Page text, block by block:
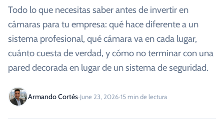
Todo lo que necesitas saber antes de invertir en
cámaras para tu empresa: qué hace diferente a un
sistema profesional, qué cámara va en cada lugar,
cuánto cuesta de verdad, y cómo no terminar con una
pared decorada en lugar de un sistema de seguridad.
Armando Cortés·June 23, 2026·15 min de lectura